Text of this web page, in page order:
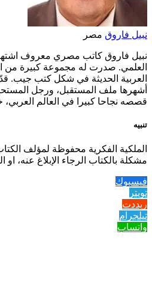
نبيل فاروق مصر
نبيل فاروق كاتب مصري معروف اشتهر
العلمي. صدرت له مجموعة كبيرة
العربية الحديثة في شكل كتب
قصصه نجاحا كبيرا في العالم
تنبيه
الملكية الفكرية محفوظة لمؤلف
مشكلة بالكتاب الرجاء الإبلاغ عنه،
فيسبوك
تويتر
ريددت
تيلجرام
واتساب